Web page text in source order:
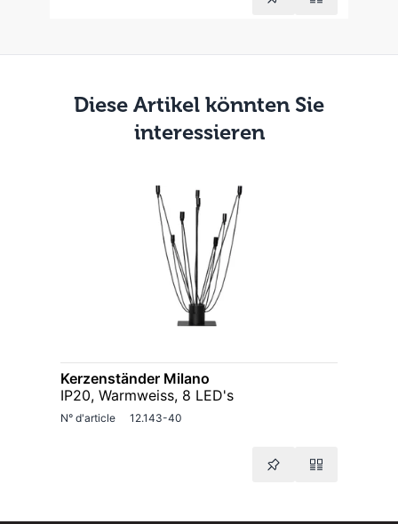
Diese Artikel könnten Sie
interessieren
Kerzenständer Milano
IP20, Warmweiss, 8 LED's
N° d'article 12.143-40